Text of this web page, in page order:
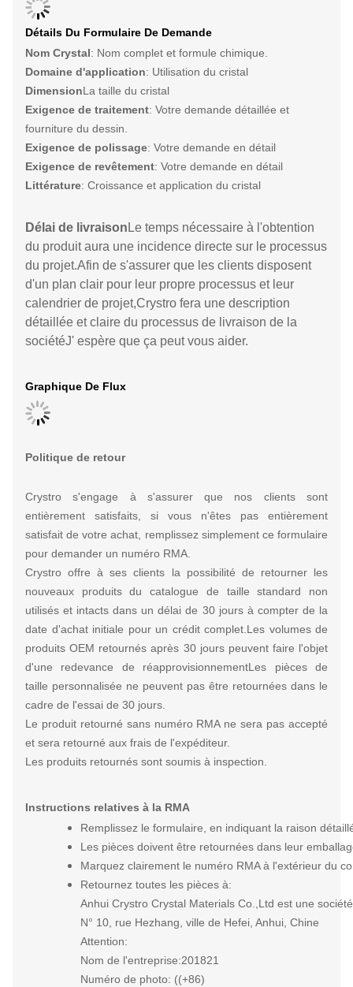
Détails Du Formulaire De Demande
Nom Crystal: Nom complet et formule chimique.
Domaine d'application: Utilisation du cristal
DimensionLa taille du cristal
Exigence de traitement: Votre demande détaillée et
fourniture du dessin.
Exigence de polissage: Votre demande en détail
Exigence de revêtement: Votre demande en détail
Littérature: Croissance et application du cristal
Délai de livraison Le temps nécessaire à l'obtention
du produit aura une incidence directe sur le processus
du projet.Afin de s'assurer que les clients disposent
d'un plan clair pour leur propre processus et leur
calendrier de projet,Crystro fera une description
détaillée et claire du processus de livraison de la
sociétéJ' espère que ça peut vous aider.
Graphique De Flux
Politique de retour
Crystro s'engage à s'assurer que nos clients sont
entièrement satisfaits, si vous n'êtes pas entièrement
satisfait de votre achat, remplissez simplement ce formulaire
pour demander un numéro RMA.
Crystro offre à ses clients la possibilité de retourner les
nouveaux produits du catalogue de taille standard non
utilisés et intacts dans un délai de 30 jours à compter de la
date d'achat initiale pour un crédit complet.Les volumes de
produits OEM retournés après 30 jours peuvent faire l'objet
d'une redevance de réapprovisionnementLes pièces de
taille personnalisée ne peuvent pas être retournées dans le
cadre de l'essai de 30 jours.
Le produit retourné sans numéro RMA ne sera pas accepté
et sera retourné aux frais de l'expéditeur.
Les produits retournés sont soumis à inspection.
Instructions relatives à la RMA
Remplissez le formulaire, en indiquant la raison
Les pièces doivent être retournées dans leur
Marquez clairement le numéro RMA à l'extérieur du
Retournez toutes les pièces à:
Anhui Crystro Crystal Materials Co.,Ltd est une
N° 10, rue Hezhang, ville de Hefei, Anhui, Chine
Attention:
Nom de l'entreprise:201821
Numéro de photo: ((+86)